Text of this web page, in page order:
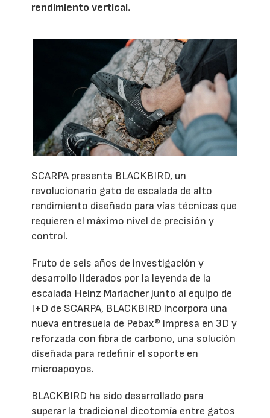
rendimiento vertical.
SCARPA presenta BLACKBIRD, un
revolucionario gato de escalada de alto
rendimiento diseñado para vías técnicas que
requieren el máximo nivel de precisión y
control.
Fruto de seis años de investigación y
desarrollo liderados por la leyenda de la
escalada Heinz Mariacher junto al equipo de
I+D de SCARPA, BLACKBIRD incorpora una
nueva entresuela de Pebax® impresa en 3D y
reforzada con fibra de carbono, una solución
diseñada para redefinir el soporte en
microapoyos.
BLACKBIRD ha sido desarrollado para
superar la tradicional dicotomía entre gatos